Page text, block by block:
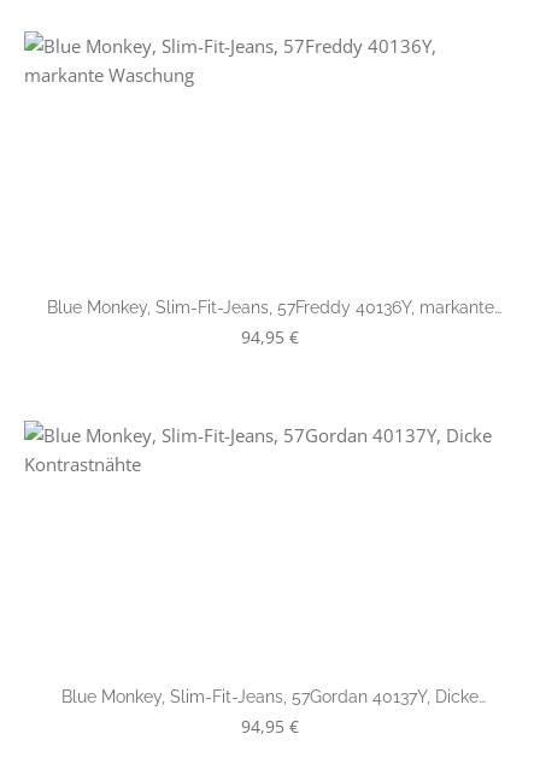
Blue Monkey, Slim-Fit-Jeans, 57Freddy 40136Y, markante
Waschung
Regulärer Preis:
94,95 €
Blue Monkey, Slim-Fit-Jeans, 57Gordan 40137Y, Dicke
Kontrastnähte
Regulärer Preis:
94,95 €